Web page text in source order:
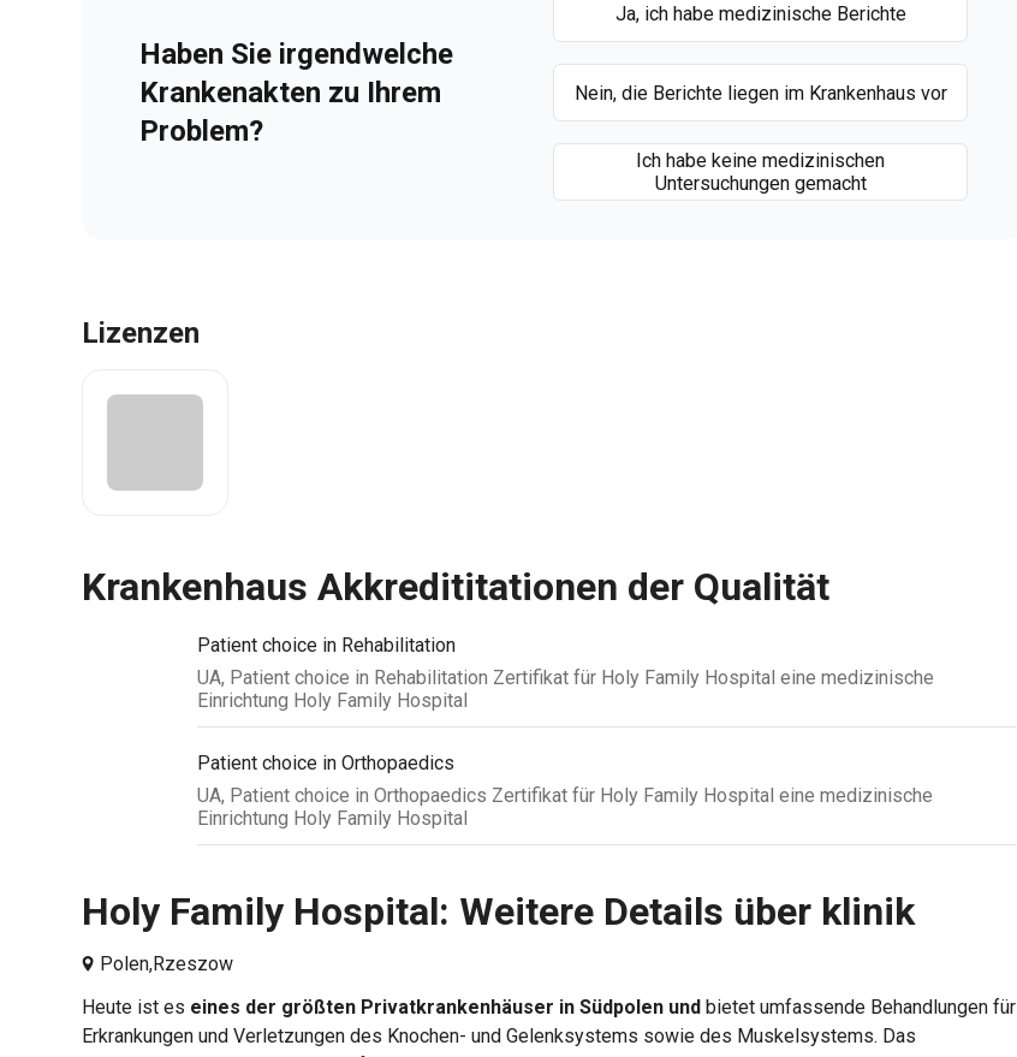
Haben Sie irgendwelche
Krankenakten zu Ihrem
Problem?
Ja, ich habe medizinische Berichte
Nein, die Berichte liegen im Krankenhaus vor
Ich habe keine medizinischen
Untersuchungen gemacht
Lizenzen
Krankenhaus Akkredititationen der Qualität
Patient choice in Rehabilitation
UA, Patient choice in Rehabilitation Zertifikat für Holy Family Hospital eine medizinische
Einrichtung Holy Family Hospital
Patient choice in Orthopaedics
UA, Patient choice in Orthopaedics Zertifikat für Holy Family Hospital eine medizinische
Einrichtung Holy Family Hospital
Holy Family Hospital: Weitere Details über klinik
Polen,Rzeszow
Heute ist es eines der größten Privatkrankenhäuser in Südpolen und bietet umfassende Behandlungen für
Erkrankungen und Verletzungen des Knochen- und Gelenksystems sowie des Muskelsystems. Das